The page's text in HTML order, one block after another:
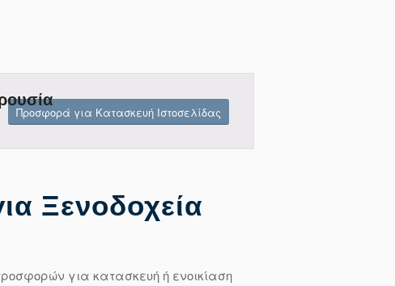
Προσφορά για Κατασκευή Ιστοσελίδας
Ξενοδοχεία
για κατασκευή ή ενοικίαση